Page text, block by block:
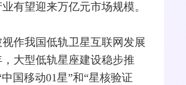
有望迎来万亿元市场规模。
视作我国低轨卫星互联网发展
大型低轨星座建设稳步推
中国移动01星”和“星核验证